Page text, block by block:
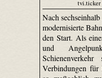
tvi.ticker
Nach
modernisierte
den Start. Als
und
Verbindungen für